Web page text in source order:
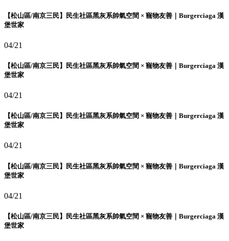
【松山區/南京三民】民生社區黑灰系帥氣空間 × 寵物友善｜Burgerciaga 漢
堡世家
04/21
【松山區/南京三民】民生社區黑灰系帥氣空間 × 寵物友善｜Burgerciaga 漢
堡世家
04/21
【松山區/南京三民】民生社區黑灰系帥氣空間 × 寵物友善｜Burgerciaga 漢
堡世家
04/21
【松山區/南京三民】民生社區黑灰系帥氣空間 × 寵物友善｜Burgerciaga 漢
堡世家
04/21
【松山區/南京三民】民生社區黑灰系帥氣空間 × 寵物友善｜Burgerciaga 漢
堡世家